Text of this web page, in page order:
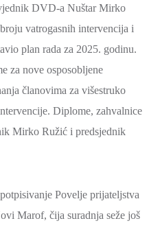
DVD-a Nuštar Mirko
vatrogasnih intervencija i
plan rada za 2025. godinu.
za nove osposobljene
članovima za višestruko
Diplome, zahvalnice
Mirko Ružić i predsjednik
Povelje prijateljstva
Marof, čija suradnja seže još